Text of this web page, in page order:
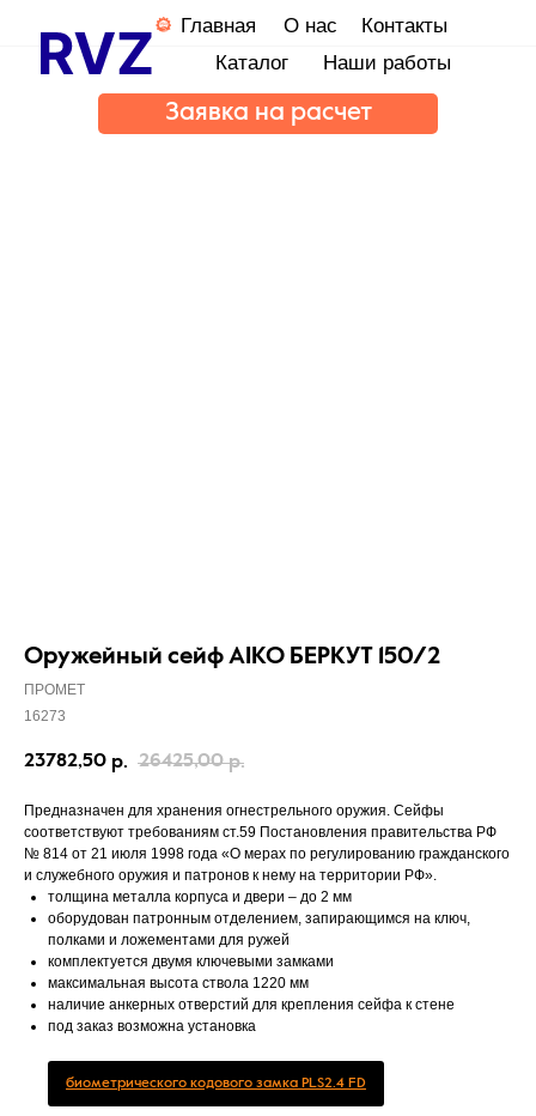
Главная
О нас
Наши работы
Каталог
Контакты
Заявка на расчет
Оружейный сейф AIKO БЕРКУТ 150/2
ПРОМЕТ
16273
23782,50 р. 26425,00 р.
Предназначен для хранения огнестрельного оружия. Сейфы
соответствуют требованиям ст.59 Постановления правительства РФ
№ 814 от 21 июля 1998 года «О мерах по регулированию гражданского
и служебного оружия и патронов к нему на территории РФ».
толщина металла корпуса и двери – до 2 мм
оборудован патронным отделением, запирающимся на ключ,
полками и ложементами для ружей
комплектуется двумя ключевыми замками
максимальная высота ствола 1220 мм
наличие анкерных отверстий для крепления сейфа к стене
под заказ возможна установка
биометрического кодового замка PLS2.4 FD